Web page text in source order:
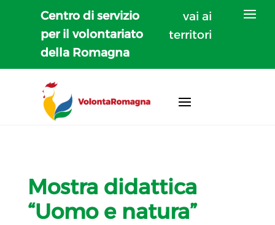
Centro di servizio
per il volontariato
della Romagna
vai ai
territori
Mostra didattica
“Uomo e natura”